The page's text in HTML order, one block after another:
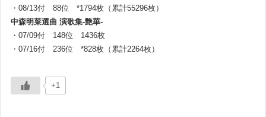
・08/13付 88位 *1794枚（累計55296枚）
中森明菜選曲 演歌集-艶華-
・07/09付 148位 1436枚
・07/16付 236位 *828枚（累計2264枚）
+1